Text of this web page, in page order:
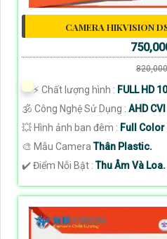
CAMERA HIKVISION
️⚡ Chất lượng hình : FULL HD
🕉️ Công Nghệ Sử Dụng : AHD
💥 Hình ảnh ban đêm : Full Color
🎨 Mẫu CameraThân Plastic.
️✔️ Điểm Nỗi Bật :Thu Âm Và Loa.